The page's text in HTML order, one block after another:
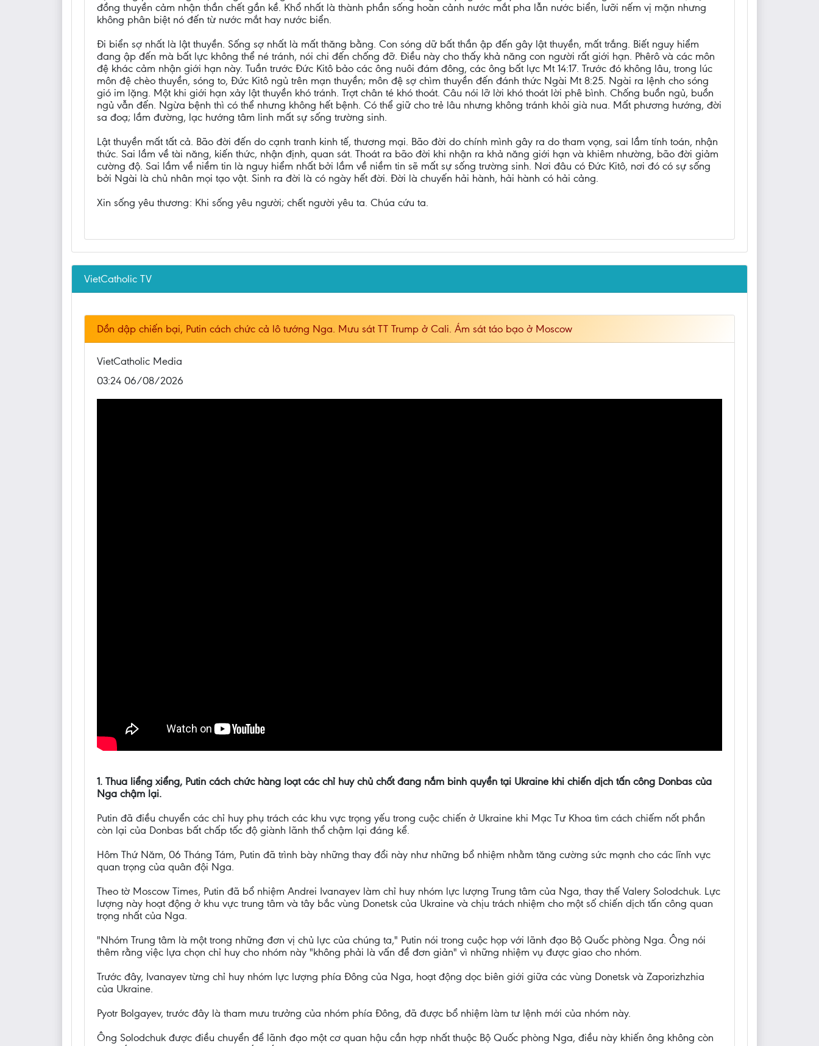
đồng thuyền cảm nhận thần chết gần kề. Khổ nhất là thành phần sống hoàn cảnh nước mắt pha lẫn nước biển, lưỡi nếm vị mặn nhưng
không phân biệt nó đến từ nước mắt hay nước biển.
Đi biển sợ nhất là lật thuyền. Sống sợ nhất là mất thăng bằng. Con sóng dữ bất thần ập đến gây lật thuyền, mất trắng. Biết nguy hiểm
đang ập đến mà bất lực không thể né tránh, nói chi đến chống đỡ. Điều này cho thấy khả năng con người rất giới hạn. Phêrô và các môn
đệ khác cảm nhận giới hạn này. Tuần trước Đức Kitô bảo các ông nuôi đám đông, các ông bất lực Mt 14:17. Trước đó không lâu, trong lúc
môn đệ chèo thuyền, sóng to, Đức Kitô ngủ trên mạn thuyền; môn đệ sợ chìm thuyền đến đánh thức Ngài Mt 8:25. Ngài ra lệnh cho sóng
gió im lặng. Một khi giới hạn xảy lật thuyền khó tránh. Trợt chân té khó thoát. Câu nói lỡ lời khó thoát lời phê bình. Chống buồn ngủ, buồn
ngủ vẫn đến. Ngừa bệnh thì có thể nhưng không hết bệnh. Có thể giữ cho trẻ lâu nhưng không tránh khỏi già nua. Mất phương hướng, đời
sa đoạ; lầm đường, lạc hướng tâm linh mất sự sống trường sinh.
Lật thuyền mất tất cả. Bão đời đến do cạnh tranh kinh tế, thương mại. Bão đời do chính mình gây ra do tham vọng, sai lầm tính toán, nhận
thức. Sai lầm về tài năng, kiến thức, nhận định, quan sát. Thoát ra bão đời khi nhận ra khả năng giới hạn và khiêm nhường, bão đời giảm
cường độ. Sai lầm về niềm tin là nguy hiểm nhất bởi lầm về niềm tin sẽ mất sự sống trường sinh. Nơi đâu có Đức Kitô, nơi đó có sự sống
bởi Ngài là chủ nhân mọi tạo vật. Sinh ra đời là có ngày hết đời. Đời là chuyến hải hành, hải hành có hải cảng.
Xin sống yêu thương: Khi sống yêu người; chết người yêu ta. Chúa cứu ta.
VietCatholic TV
Dồn dập chiến bại, Putin cách chức cả lô tướng Nga. Mưu sát TT Trump ở Cali. Ám sát táo bạo ở Moscow
VietCatholic Media
03:24 06/08/2026
1. Thua liểng xiểng, Putin cách chức hàng loạt các chỉ huy chủ chốt đang nắm binh quyền tại Ukraine khi chiến dịch tấn công Donbas của
Nga chậm lại.
Putin đã điều chuyển các chỉ huy phụ trách các khu vực trọng yếu trong cuộc chiến ở Ukraine khi Mạc Tư Khoa tìm cách chiếm nốt phần
còn lại của Donbas bất chấp tốc độ giành lãnh thổ chậm lại đáng kể.
Hôm Thứ Năm, 06 Tháng Tám, Putin đã trình bày những thay đổi này như những bổ nhiệm nhằm tăng cường sức mạnh cho các lĩnh vực
quan trọng của quân đội Nga.
Theo tờ Moscow Times, Putin đã bổ nhiệm Andrei Ivanayev làm chỉ huy nhóm lực lượng Trung tâm của Nga, thay thế Valery Solodchuk. Lực
lượng này hoạt động ở khu vực trung tâm và tây bắc vùng Donetsk của Ukraine và chịu trách nhiệm cho một số chiến dịch tấn công quan
trọng nhất của Nga.
"Nhóm Trung tâm là một trong những đơn vị chủ lực của chúng ta," Putin nói trong cuộc họp với lãnh đạo Bộ Quốc phòng Nga. Ông nói
thêm rằng việc lựa chọn chỉ huy cho nhóm này "không phải là vấn đề đơn giản" vì những nhiệm vụ được giao cho nhóm.
Trước đây, Ivanayev từng chỉ huy nhóm lực lượng phía Đông của Nga, hoạt động dọc biên giới giữa các vùng Donetsk và Zaporizhzhia
của Ukraine.
Pyotr Bolgayev, trước đây là tham mưu trưởng của nhóm phía Đông, đã được bổ nhiệm làm tư lệnh mới của nhóm này.
Ông Solodchuk được điều chuyển để lãnh đạo một cơ quan hậu cần hợp nhất thuộc Bộ Quốc phòng Nga, điều này khiến ông không còn